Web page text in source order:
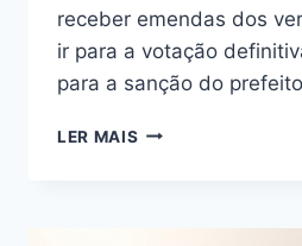
receber emendas dos
ir para a votação
para a sanção do
LER MAIS O